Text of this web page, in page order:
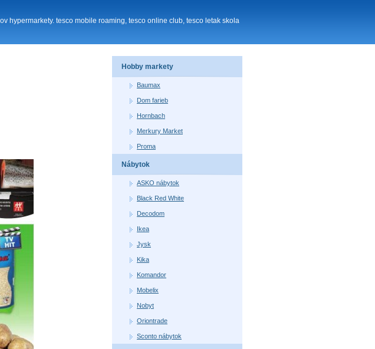
hypermarkety. tesco mobile roaming, tesco online club, tesco letak skola
Hobby markety
Baumax
Dom farieb
Hornbach
Merkury Market
Proma
Nábytok
ASKO nábytok
Black Red White
Decodom
Ikea
Jysk
Kika
Komandor
Mobelix
Nobyt
Oriontrade
Sconto nábytok